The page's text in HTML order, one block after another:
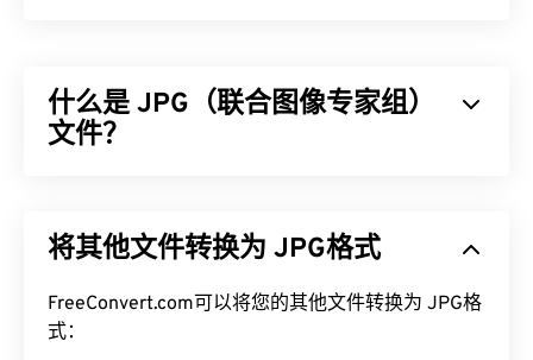
什么是 JPG（联合图像专家组）
文件？
泛应用的原因。JPG 文件相对较小，非常适合在互
JPEG 压缩工具将文件大小减少高达 80%！
如果您需要更好的压缩效果，您可以将
将其他文件转换为 JPG格式
FreeConvert.com可以将您的其他文件转换为 JPG格
式：